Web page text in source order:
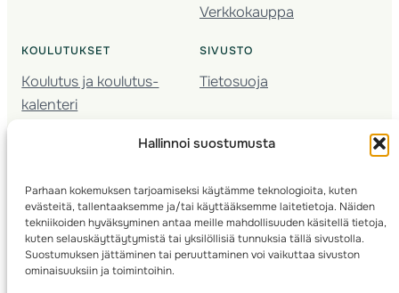
Hallinnoi suostumusta
Parhaan kokemuksen tarjoamiseksi käytämme teknologioita, kuten
evästeitä, tallentaaksemme ja/tai käyttääksemme laitetietoja. Näiden
tekniikoiden hyväksyminen antaa meille mahdollisuuden käsitellä tietoja,
kuten selauskäyttäytymistä tai yksilöllisiä tunnuksia tällä sivustolla.
Suostumuksen jättäminen tai peruuttaminen voi vaikuttaa sivuston
ominaisuuksiin ja toimintoihin.
Verkkokauppa
KOULUTUKSET
Koulutus ja koulutus­
kalenteri
Seura­kehittäminen
Kartoitus
Ratamestari
SIVUSTO
Tietosuoja
© 2025 ·Suomen Suunnistusliitto· Valimotie 10, 00380 Helsinki, Finland